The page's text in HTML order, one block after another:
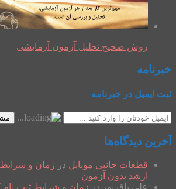
روش صحیح تحلیل آزمون آزمایشی
خبرنامه
ثبت ایمیل در خبرنامه
آخرین دیدگاه‌ها
قطعات جانبی موبایل در زمان و
ارشد بدون آزمون
علی باقرپور در زمان و شرایط ثبت